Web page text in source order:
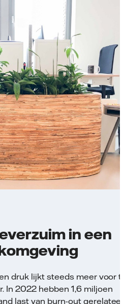
in een
druk lijkt steeds meer voor
In 2022 hebben 1,6 miljoen
last van burn-out